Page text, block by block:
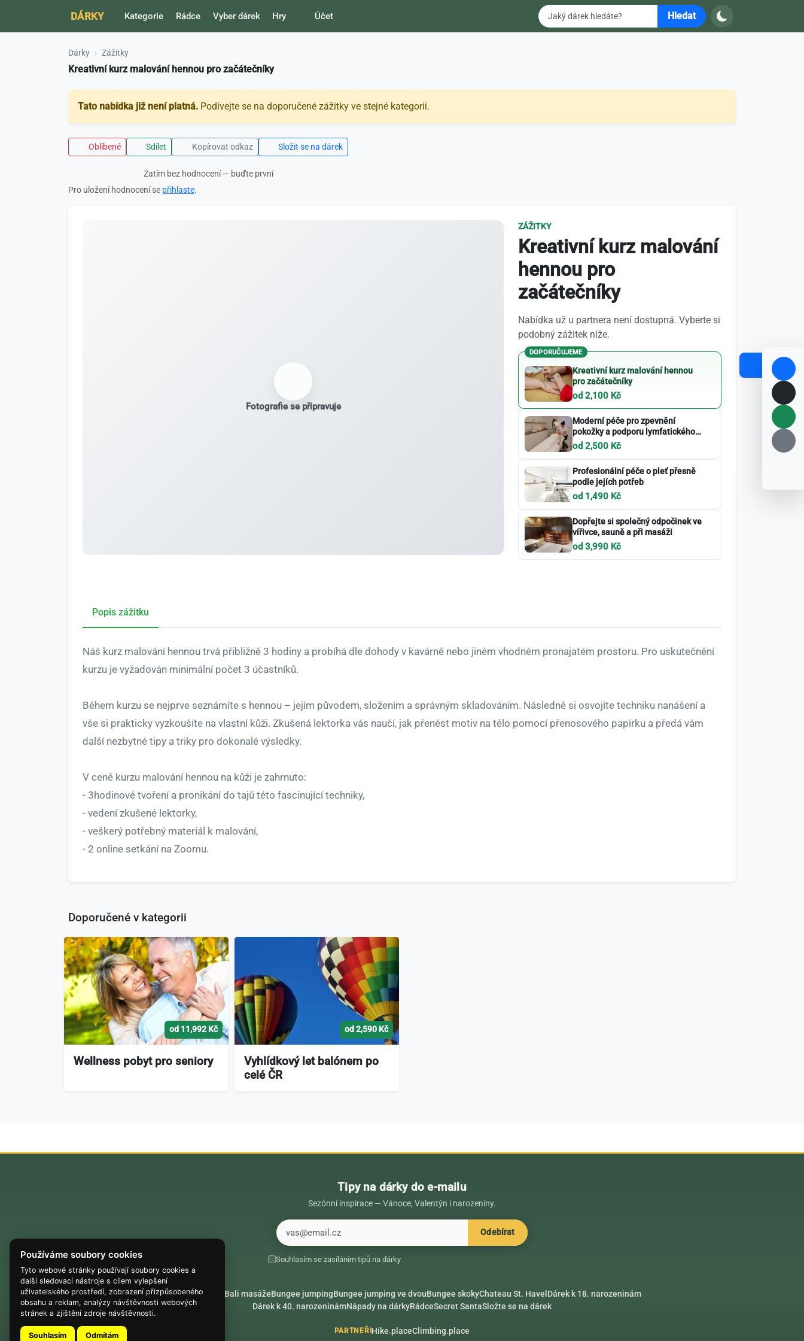
Používáme soubory cookies
Tyto webové stránky používají soubory cookies a
další sledovací nástroje s cílem vylepšení
uživatelského prostředí, zobrazení přizpůsobeného
obsahu a reklam, analýzy návštěvnosti webových
stránek a zjištění zdroje návštěvnosti.
Souhlasím Odmítám
DÁRKY Kategorie Rádce Vyber dárek Hry Účet Hledat
Dárky Zážitky
Kreativní kurz malování hennou pro začátečníky
Tato nabídka již není platná. Podívejte se na doporučené zážitky ve stejné kategorii.
Oblíbené Sdílet Kopírovat odkaz Složit se na dárek
Zatím bez hodnocení — buďte první
Pro uložení hodnocení se přihlaste.
Fotografie se připravuje
ZÁŽITKY
Kreativní kurz malování
hennou pro
začátečníky
Nabídka už u partnera není dostupná. Vyberte si
podobný zážitek níže.
DOPORUČUJEME
Kreativní kurz malování hennou
pro začátečníky
od 2,100 Kč
Moderní péče pro zpevnění
pokožky a podporu lymfatického
systému
od 2,500 Kč
Profesionální péče o pleť přesně
podle jejích potřeb
od 1,490 Kč
Dopřejte si společný odpočinek ve
vířivce, sauně a při masáži
od 3,990 Kč
Popis zážitku
Náš kurz malování hennou trvá přibližně 3 hodiny a probíhá dle dohody v kavárně nebo jiném vhodném pronajatém prostoru. Pro uskutečnění
kurzu je vyžadován minimální počet 3 účastníků.
Během kurzu se nejprve seznámíte s hennou – jejím původem, složením a správným skladováním. Následně si osvojíte techniku nanášení a
vše si prakticky vyzkoušíte na vlastní kůži. Zkušená lektorka vás naučí, jak přenést motiv na tělo pomocí přenosového papírku a předá vám
další nezbytné tipy a triky pro dokonalé výsledky.
V ceně kurzu malování hennou na kůži je zahrnuto:
- 3hodinové tvoření a pronikání do tajů této fascinující techniky,
- vedení zkušené lektorky,
- veškerý potřebný materiál k malování,
- 2 online setkání na Zoomu.
Doporučené v kategorii
od 11,992 Kč
Wellness pobyt pro seniory
od 2,590 Kč
Vyhlídkový let balónem po
celé ČR
Tipy na dárky do e-mailu
Sezónní inspirace — Vánoce, Valentýn i narozeniny.
Odebírat
Souhlasím se zasíláním tipů na dárky
Akrobatické lety Bali masážeBungee jumpingBungee jumping ve dvouBungee skokyChateau St. Havel Dárek k 18. narozeninám
Dárek k 40. narozeninámNápady na dárkyRádceSecret SantaSložte se na dárek
PARTNEŘI Hike.placeClimbing.place